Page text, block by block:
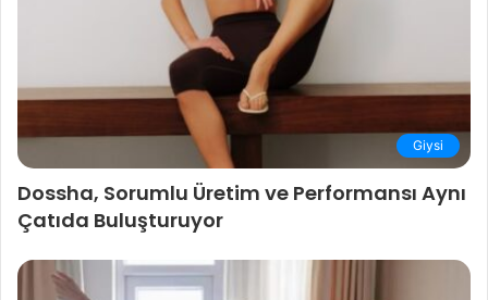
Giysi
Dossha, Sorumlu Üretim ve Performansı Aynı
Çatıda Buluşturuyor